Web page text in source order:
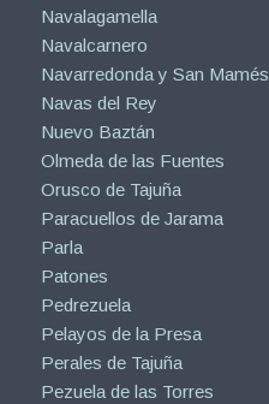
Navalagamella
Navalcarnero
Navarredonda y San Mamés
Navas del Rey
Nuevo Baztán
Olmeda de las Fuentes
Orusco de Tajuña
Paracuellos de Jarama
Parla
Patones
Pedrezuela
Pelayos de la Presa
Perales de Tajuña
Pezuela de las Torres